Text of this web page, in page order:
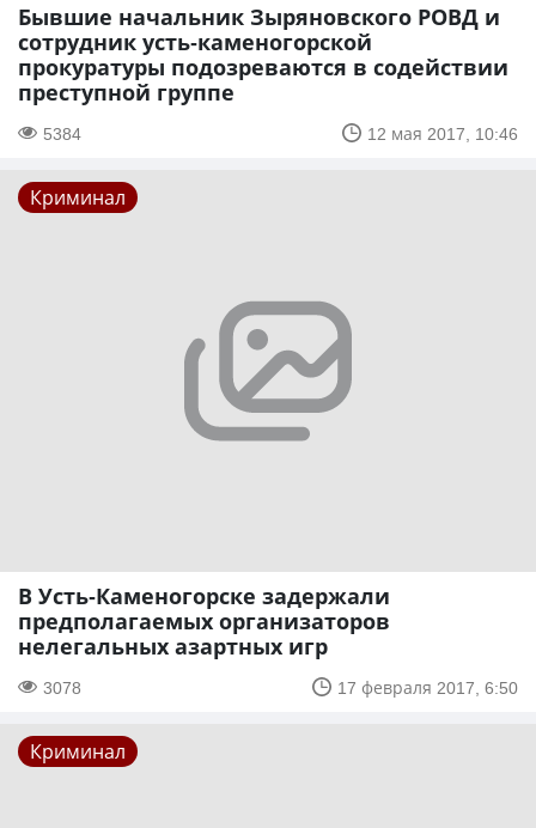
Бывшие начальник Зыряновского РОВД и
сотрудник усть-каменогорской
прокуратуры подозреваются в содействии
преступной группе
5384 12 мая 2017, 10:46
Криминал
В Усть-Каменогорске задержали
предполагаемых организаторов
нелегальных азартных игр
3078 17 февраля 2017, 6:50
Криминал